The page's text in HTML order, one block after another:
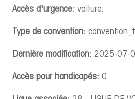
Accès d'urgence: voiture;
Type de convention:
Dernière modification: 2025-07-
Accès pour handicapés: 0